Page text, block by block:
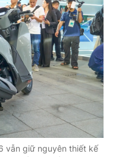
vẫn giữ nguyên thiết kế